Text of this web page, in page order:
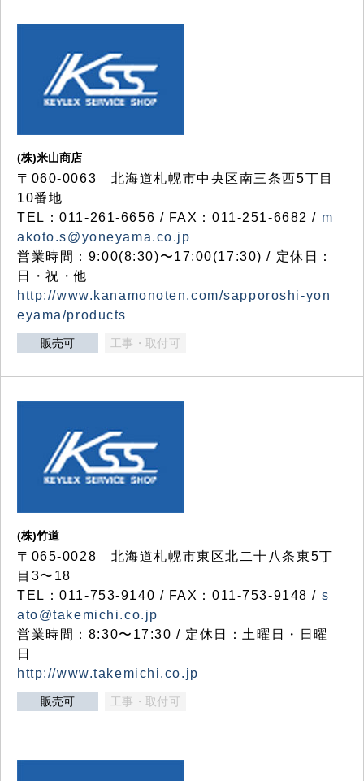
(株)米山商店
〒060-0063 北海道札幌市中央区南三条西5丁目
10番地
TEL：011-261-6656 / FAX：011-251-6682 / m
akoto.s@yoneyama.co.jp
営業時間：9:00(8:30)〜17:00(17:30) / 定休日：
日・祝・他
http://www.kanamonoten.com/sapporoshi-yon
eyama/products
販売可 工事・取付可
(株)竹道
〒065-0028 北海道札幌市東区北二十八条東5丁
目3〜18
TEL：011-753-9140 / FAX：011-753-9148 / s
ato@takemichi.co.jp
営業時間：8:30〜17:30 / 定休日：土曜日・日曜
日
http://www.takemichi.co.jp
販売可 工事・取付可